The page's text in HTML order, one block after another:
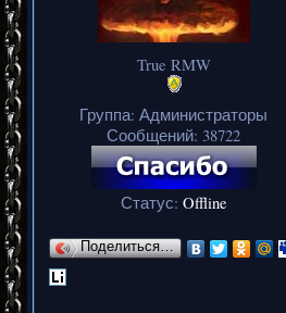
True RMW
Группа: Администраторы
Сообщений: 38722
Статус: Offline
Поделиться…